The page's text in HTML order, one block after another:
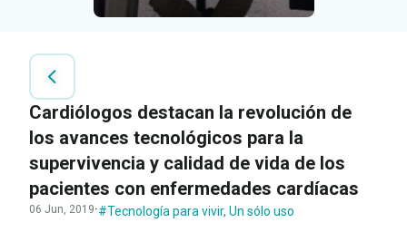
Cardiólogos destacan la revolución de
los avances tecnológicos para la
supervivencia y calidad de vida de los
pacientes con enfermedades cardíacas
06 Jun, 2019·#Tecnología para vivir, Un sólo uso